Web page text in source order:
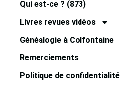
Qui est-ce ? (873)
Livres revues vidéos
Généalogie à Colfontaine
Remerciements
Politique de confidentialité